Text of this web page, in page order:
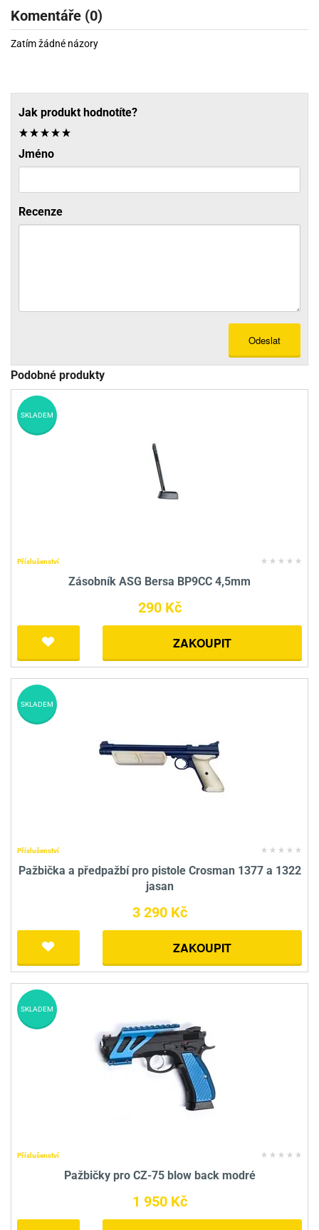
Komentáře (0)
Zatím žádné názory
Jak produkt hodnotíte?
Jméno
Recenze
Odeslat
Podobné produkty
Příslušenství
Zásobník ASG Bersa BP9CC 4,5mm
290 Kč
ZAKOUPIT
SKLADEM
Příslušenství
Pažbička a předpažbí pro pistole Crosman 1377 a 1322
jasan
3 290 Kč
ZAKOUPIT
SKLADEM
Příslušenství
Pažbičky pro CZ-75 blow back modré
1 950 Kč
SKLADEM